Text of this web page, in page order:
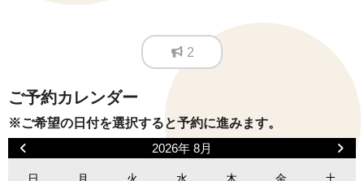
2
ご予約カレンダー
※ご希望の日付を選択すると予約に進みます。
2026年 8月